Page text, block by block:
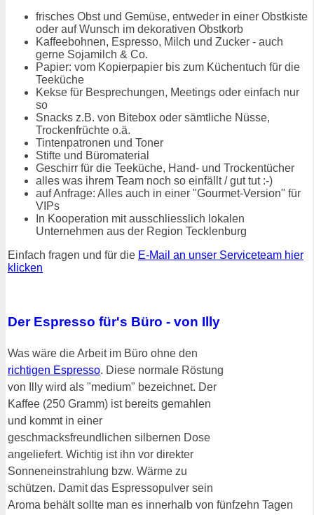
frisches Obst und Gemüse, entweder in einer Obstkiste
oder auf Wunsch im dekorativen Obstkorb
Kaffeebohnen, Espresso, Milch und Zucker - auch
gerne Sojamilch & Co.
Papier: vom Kopierpapier bis zum Küchentuch für die
Teeküche
Kekse für Besprechungen, Meetings oder einfach nur
so
Snacks z.B. von Bitebox oder sämtliche Nüsse,
Trockenfrüchte o.ä.
Tintenpatronen und Toner
Stifte und Büromaterial
Geschirr für die Teeküche, Hand- und Trockentücher
alles was ihrem Team noch so einfällt / gut tut :-)
auf Anfrage: Alles auch in einer "Gourmet-Version" für
VIPs
In Kooperation mit ausschliesslich lokalen
Unternehmen aus der Region Tecklenburg
Einfach fragen und für die E-Mail an unser Serviceteam hier
klicken
Der Espresso für's Büro - von Illy
Was wäre die Arbeit im Büro ohne den
richtigen Espresso. Diese normale Röstung
von Illy wird als "medium" bezeichnet. Der
Kaffee (250 Gramm) ist bereits gemahlen
und kommt in einer
geschmacksfreundlichen silbernen Dose
angeliefert. Wichtig ist ihn vor direkter
Sonneneinstrahlung bzw. Wärme zu
schützen. Damit das Espressopulver sein
Aroma behält sollte man es innerhalb von fünfzehn Tagen